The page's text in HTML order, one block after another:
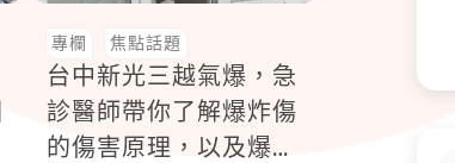
專欄 焦點話題
台中新光三越氣爆，急
診醫師帶你了解爆炸傷
的傷害原理，以及爆炸